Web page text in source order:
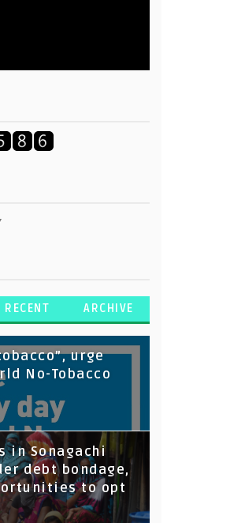
RECENT ARCHIVE
urge
No-Tobacco
in Sonagachi
debt bondage,
to opt